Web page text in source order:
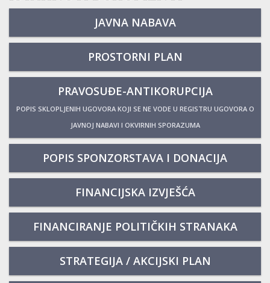
JAVNA NABAVA
PROSTORNI PLAN
PRAVOSUĐE-ANTIKORUPCIJA
POPIS SKLOPLJENIH UGOVORA KOJI SE NE VODE U REGISTRU UGOVORA O
JAVNOJ NABAVI I OKVIRNIH SPORAZUMA
POPIS SPONZORSTAVA I DONACIJA
FINANCIJSKA IZVJEŠĆA
FINANCIRANJE POLITIČKIH STRANAKA
STRATEGIJA / AKCIJSKI PLAN